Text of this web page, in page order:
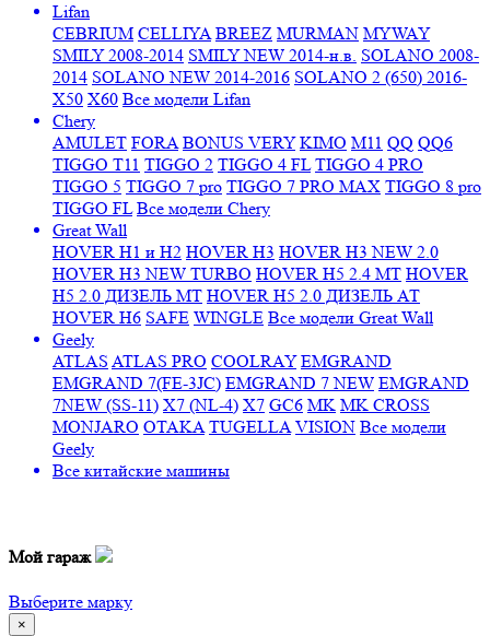
Lifan
CEBRIUM CELLIYA BREEZ MURMAN MYWAY
SMILY 2008-2014 SMILY NEW 2014-н.в. SOLANO 2008-
2014 SOLANO NEW 2014-2016 SOLANO 2 (650) 2016-
X50 X60 Все модели Lifan
Chery
AMULET FORA BONUS VERY KIMO M11 QQ QQ6
TIGGO T11 TIGGO 2 TIGGO 4 FL TIGGO 4 PRO
TIGGO 5 TIGGO 7 pro TIGGO 7 PRO MAX TIGGO 8 pro
TIGGO FL Все модели Chery
Great Wall
HOVER H1 и H2 HOVER H3 HOVER H3 NEW 2.0
HOVER H3 NEW TURBO HOVER H5 2.4 МТ HOVER
H5 2.0 ДИЗЕЛЬ МТ HOVER H5 2.0 ДИЗЕЛЬ АТ
HOVER H6 SAFE WINGLE Все модели Great Wall
Geely
ATLAS ATLAS PRO COOLRAY EMGRAND
EMGRAND 7(FE-3JC) EMGRAND 7 NEW EMGRAND
7NEW (SS-11) X7 (NL-4) X7 GC6 MK MK CROSS
MONJARO OTAKA TUGELLA VISION Все модели
Geely
Все китайские машины
Мой гараж
Выберите марку
×